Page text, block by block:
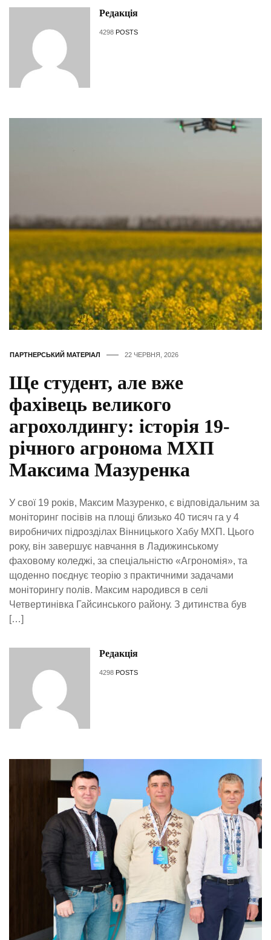
Редакція
4298 POSTS
ПАРТНЕРСЬКИЙ МАТЕРІАЛ 22 ЧЕРВНЯ, 2026
Ще студент, але вже
фахівець великого
агрохолдингу: історія 19-
річного агронома МХП
Максима Мазуренка
У свої 19 років, Максим Мазуренко, є відповідальним за
моніторинг посівів на площі близько 40 тисяч га у 4
виробничих підрозділах Вінницького Хабу МХП. Цього
року, він завершує навчання в Ладижинському
фаховому коледжі, за спеціальністю «Агрономія», та
щоденно поєднує теорію з практичними задачами
моніторингу полів. Максим народився в селі
Четвертинівка Гайсинського району. З дитинства був
[…]
Редакція
4298 POSTS